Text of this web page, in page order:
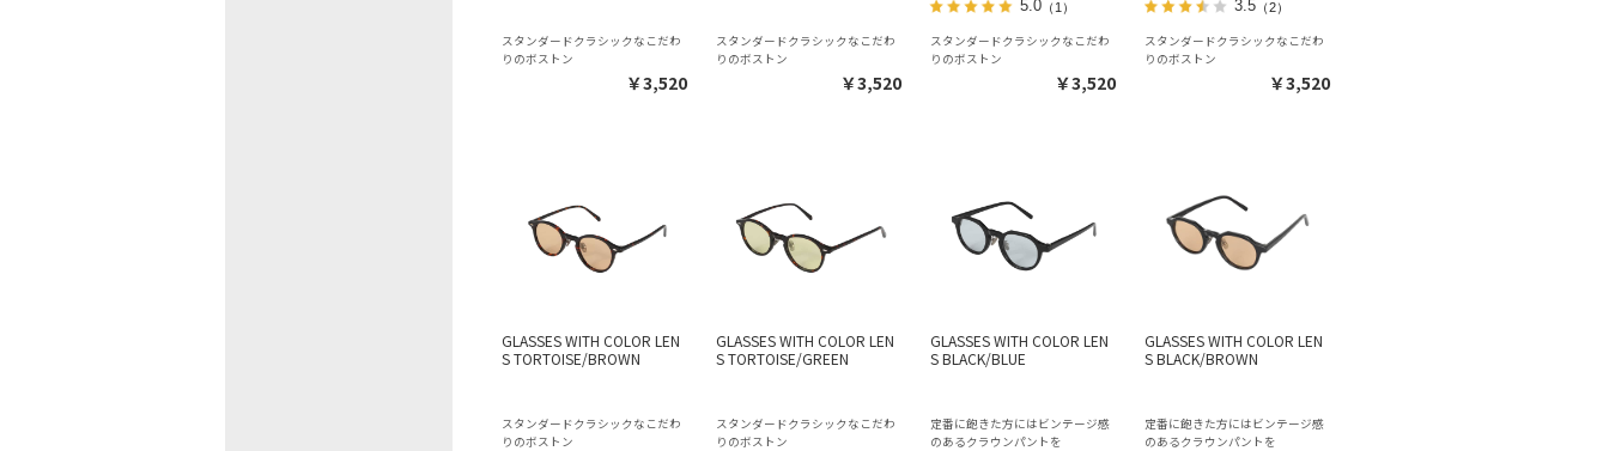
スタンダードクラシックなこだわ
りのボストン
￥3,520
スタンダードクラシックなこだわ
りのボストン
￥3,520
5.0（1）
スタンダードクラシックなこだわ
りのボストン
￥3,520
3.5（2）
スタンダードクラシックなこだわ
りのボストン
￥3,520
GLASSES WITH COLOR LEN
S TORTOISE/BROWN
スタンダードクラシックなこだわ
りのボストン
GLASSES WITH COLOR LEN
S TORTOISE/GREEN
スタンダードクラシックなこだわ
りのボストン
GLASSES WITH COLOR LEN
S BLACK/BLUE
定番に飽きた方にはビンテージ感
のあるクラウンパントを
GLASSES WITH COLOR LEN
S BLACK/BROWN
定番に飽きた方にはビンテージ感
のあるクラウンパントを